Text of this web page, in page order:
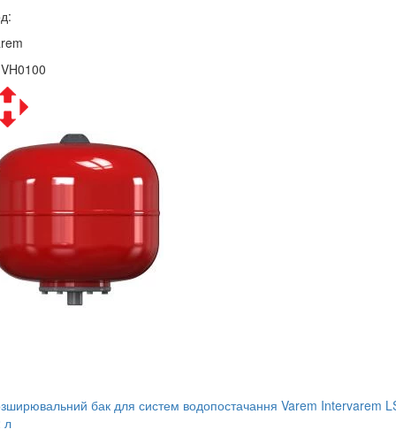
бак для систем водопостачання Varem Intervarem
л